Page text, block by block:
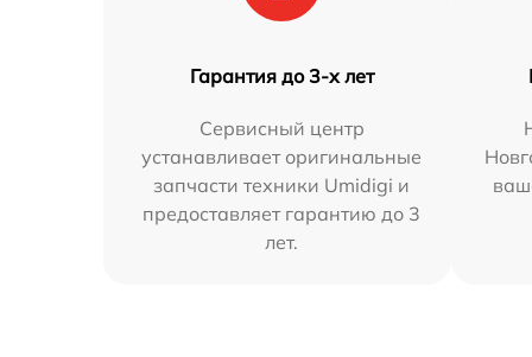
Гарантия до 3-х лет
Сервисный центр
устанавливает оригинальные
запчасти техники Umidigi и
предоставляет гарантию до 3
лет.